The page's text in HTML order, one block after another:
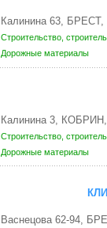
Калинина 63, БРЕСТ,
Строительство,
Дорожные материалы
Калинина 3, КОБРИН,
Строительство,
Дорожные материалы
Васнецова 62-94,